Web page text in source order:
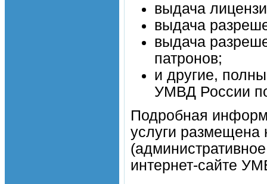
выдача
выдача
выдача
патронов;
и другие,
УМВД России
Подробная
услуги
интернет-сайте